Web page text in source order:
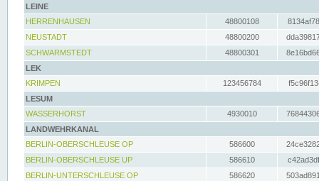
LEINE
HERRENHAUSEN
48800108
NEUSTADT
48800200
SCHWARMSTEDT
48800301
LEK
KRIMPEN
123456784
LESUM
WASSERHORST
4930010
LANDWEHRKANAL
BERLIN-OBERSCHLEUSE OP
586600
BERLIN-OBERSCHLEUSE UP
586610
BERLIN-UNTERSCHLEUSE OP
586620